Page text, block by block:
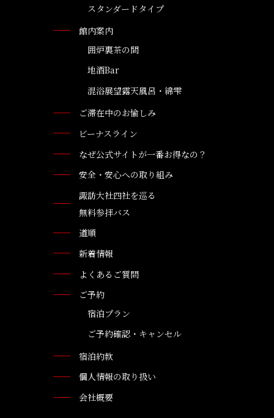
スタンダードタイプ
館内案内
囲炉裏茶の間
地酒Bar
混浴展望露天風呂・綿雫
ご滞在中のお愉しみ
ビーナスライン
なぜ公式サイトが一番お得なの？
安全・安心への取り組み
諏訪大社四社を巡る
無料参拝バス
道順
新着情報
よくあるご質問
ご予約
宿泊プラン
ご予約確認・キャンセル
宿泊約款
個人情報の取り扱い
会社概要